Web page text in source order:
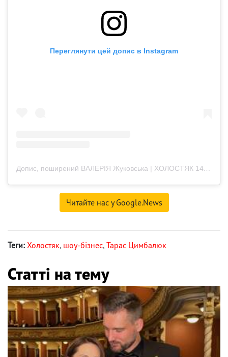
Переглянути цей допис в Instagram
Допис, поширений ВАЛЕРІЯ Жуковська | ХОЛОСТЯК 14 (@zhukovska.valerie)
Читайте нас у Google.News
Теги: Холостяк, шоу-бізнес, Тарас Цимбалюк
Статті на тему